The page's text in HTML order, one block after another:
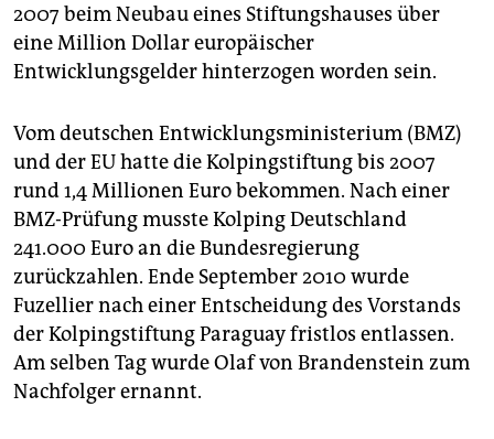
2007 beim Neubau eines Stiftungshauses über
eine Million Dollar europäischer
Entwicklungsgelder hinterzogen worden sein.
Vom deutschen Entwicklungsministerium (BMZ)
und der EU hatte die Kolpingstiftung bis 2007
rund 1,4 Millionen Euro bekommen. Nach einer
BMZ-Prüfung musste Kolping Deutschland
241.000 Euro an die Bundesregierung
zurückzahlen. Ende September 2010 wurde
Fuzellier nach einer Entscheidung des Vorstands
der Kolpingstiftung Paraguay fristlos entlassen.
Am selben Tag wurde Olaf von Brandenstein zum
Nachfolger ernannt.